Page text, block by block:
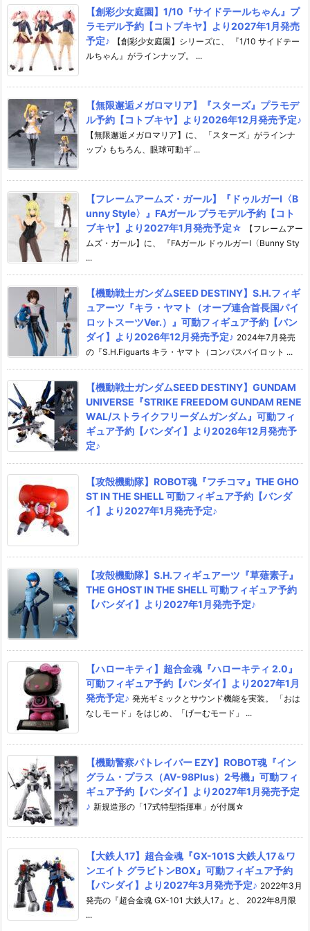
【創彩少女庭園】1/10『サイドテールちゃん』プ
ラモデル予約【コトブキヤ】より2027年1月発売
予定♪
【創彩少女庭園】シリーズに、 『1/10 サイドテー
ルちゃん』がラインナップ。 ...
【無限邂逅メガロマリア】『スターズ』プラモデ
ル予約【コトブキヤ】より2026年12月発売予定♪
【無限邂逅メガロマリア】に、 「スターズ」がラインナ
ップ♪ もちろん、眼球可動ギ ...
【フレームアームズ・ガール】『ドゥルガーI〈B
unny Style〉』FAガール プラモデル予約【コト
ブキヤ】より2027年1月発売予定☆
【フレームアー
ムズ・ガール】に、 『FAガール ドゥルガーI〈Bunny Sty
...
【機動戦士ガンダムSEED DESTINY】S.H.フィギ
ュアーツ『キラ・ヤマト（オーブ連合首長国パイ
ロットスーツVer.）』可動フィギュア予約【バン
ダイ】より2026年12月発売予定♪ 2024年7月発売
の『S.H.Figuarts キラ・ヤマト（コンパスパイロット ...
【機動戦士ガンダムSEED DESTINY】GUNDAM
UNIVERSE『STRIKE FREEDOM GUNDAM RENE
WAL/ストライクフリーダムガンダム』可動フィ
ギュア予約【バンダイ】より2026年12月発売予
定♪
【攻殻機動隊】ROBOT魂『フチコマ』THE GHO
ST IN THE SHELL 可動フィギュア予約【バンダ
イ】より2027年1月発売予定♪
【攻殻機動隊】S.H.フィギュアーツ『草薙素子』
THE GHOST IN THE SHELL 可動フィギュア予約
【バンダイ】より2027年1月発売予定♪
【ハローキティ】超合金魂『ハローキティ 2.0』
可動フィギュア予約【バンダイ】より2027年1月
発売予定♪ 発光ギミックとサウンド機能を実装。 「おは
なしモード」をはじめ、「げーむモード」 ...
【機動警察パトレイバー EZY】ROBOT魂『イン
グラム・プラス（AV-98Plus）2号機』可動フィ
ギュア予約【バンダイ】より2027年1月発売予定
♪ 新規造形の「17式特型指揮車」が付属☆
【大鉄人17】超合金魂『GX-101S 大鉄人17＆ワ
ンエイト グラビトンBOX』可動フィギュア予約
【バンダイ】より2027年3月発売予定♪ 2022年3月
発売の『超合金魂 GX-101 大鉄人17』と、 2022年8月限
...